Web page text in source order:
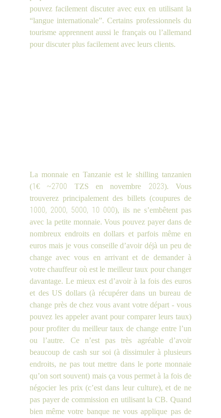
pouvez facilement discuter avec eux en utilisant la
“langue internationale”. Certains professionnels du
tourisme apprennent aussi le français ou l’allemand
pour discuter plus facilement avec leurs clients.
La monnaie en Tanzanie est le shilling tanzanien
(1€ ~2700 TZS en novembre 2023). Vous
trouverez principalement des billets (coupures de
1000, 2000, 5000, 10 000), ils ne s’embêtent pas
avec la petite monnaie. Vous pouvez payer dans de
nombreux endroits en dollars et parfois même en
euros mais je vous conseille d’avoir déjà un peu de
change avec vous en arrivant et de demander à
votre chauffeur où est le meilleur taux pour changer
davantage. Le mieux est d’avoir à la fois des euros
et des US dollars (à récupérer dans un bureau de
change près de chez vous avant votre départ - vous
pouvez les appeler avant pour comparer leurs taux)
pour profiter du meilleur taux de change entre l’un
ou l’autre. Ce n’est pas très agréable d’avoir
beaucoup de cash sur soi (à dissimuler à plusieurs
endroits, ne pas tout mettre dans le porte monnaie
qu’on sort souvent) mais ça vous permet à la fois de
négocier les prix (c’est dans leur culture), et de ne
pas payer de commission en utilisant la CB. Quand
bien même votre banque ne vous applique pas de